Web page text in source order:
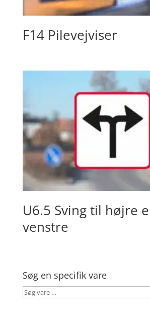
F14 Pilevejviser
U6.5 Sving til højre
venstre
Søg en specifik vare
Søg